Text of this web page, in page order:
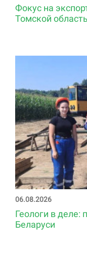
Фокус на
Томской
06.08.2026
Геологи в деле:
Беларуси